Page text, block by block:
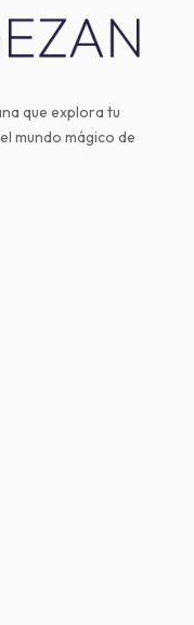
que explora tu
mundo mágico de